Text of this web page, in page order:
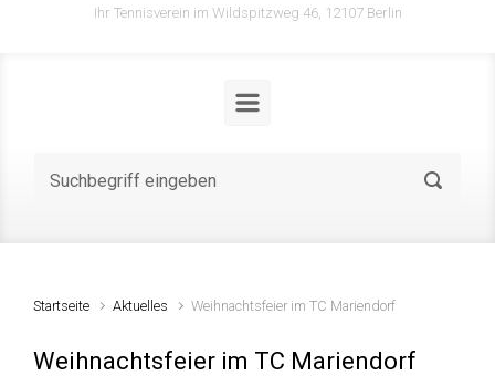
Ihr Tennisverein im Wildspitzweg 46, 12107 Berlin
Startseite Aktuelles Weihnachtsfeier im TC Mariendorf
Weihnachtsfeier im TC Mariendorf